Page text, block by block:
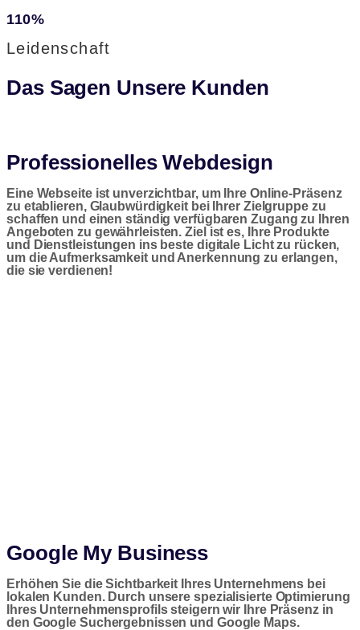
110%
Leidenschaft
Das Sagen Unsere Kunden
Professionelles Webdesign
Eine Webseite ist unverzichtbar, um Ihre Online-Präsenz
zu etablieren, Glaubwürdigkeit bei Ihrer Zielgruppe zu
schaffen und einen ständig verfügbaren Zugang zu Ihren
Angeboten zu gewährleisten. Ziel ist es, Ihre Produkte
und Dienstleistungen ins beste digitale Licht zu rücken,
um die Aufmerksamkeit und Anerkennung zu erlangen,
die sie verdienen!
Google My Business
Erhöhen Sie die Sichtbarkeit Ihres Unternehmens bei
lokalen Kunden. Durch unsere spezialisierte Optimierung
Ihres Unternehmensprofils steigern wir Ihre Präsenz in
den Google Suchergebnissen und Google Maps.